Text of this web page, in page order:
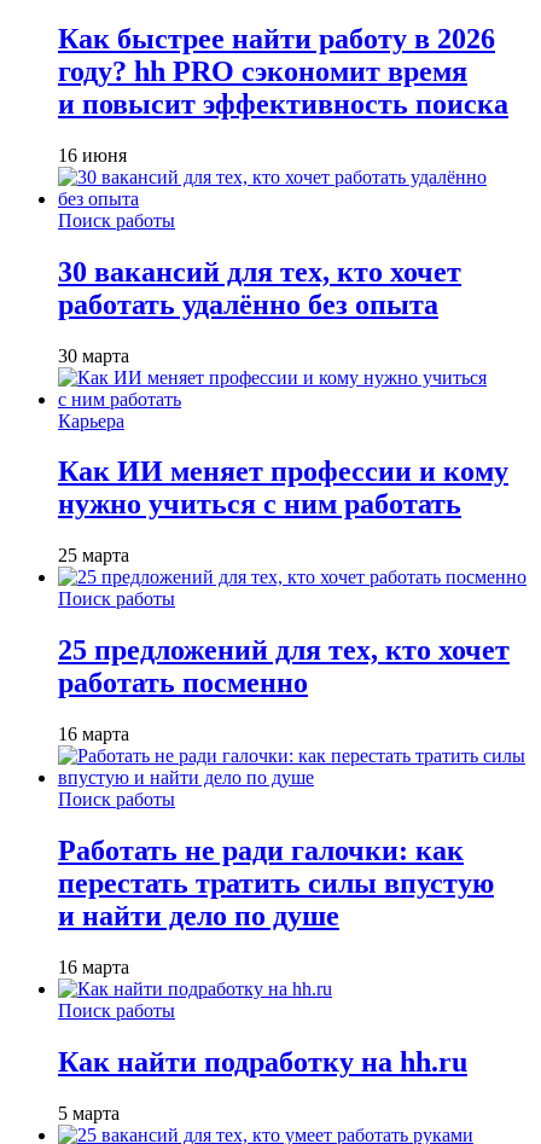
Как быстрее найти работу в 2026
году? hh PRO сэкономит время
и повысит эффективность поиска
16 июня
Поиск работы
30 вакансий для тех, кто хочет
работать удалённо без опыта
30 марта
Карьера
Как ИИ меняет профессии и кому
нужно учиться с ним работать
25 марта
Поиск работы
25 предложений для тех, кто хочет
работать посменно
16 марта
Поиск работы
Работать не ради галочки: как
перестать тратить силы впустую
и найти дело по душе
16 марта
Поиск работы
Как найти подработку на hh.ru
5 марта